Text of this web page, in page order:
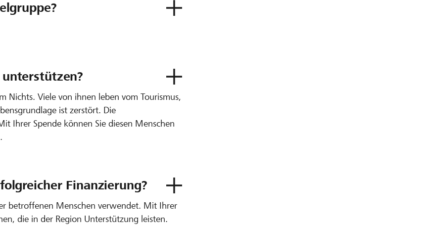
Nichts. Viele von ihnen leben vom Tourismus,
ist zerstört. Die
Ihrer Spende können Sie diesen Menschen
Finanzierung?
betroffenen Menschen verwendet. Mit Ihrer
die in der Region Unterstützung leisten.